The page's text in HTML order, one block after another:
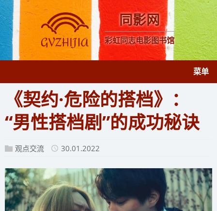
同影网
彩虹同志电影图书馆
菜单
《契约·危险的搭档》：
“男性搭档剧”的成功秘诀
观点交流 30.01.2022